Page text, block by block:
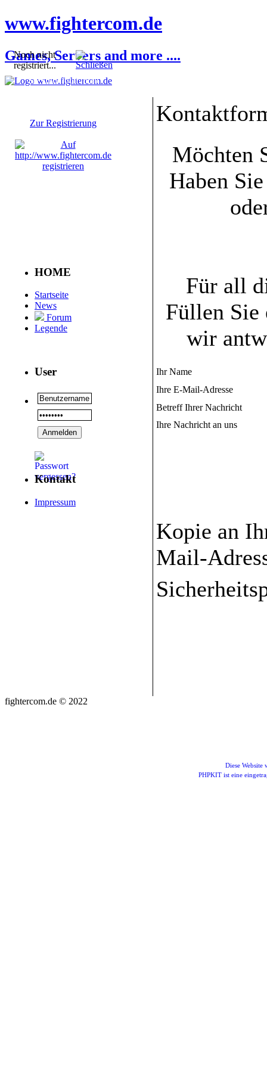
www.fightercom.de
Games, Servers and more ....
HOME
Startseite
News
Forum
Legende
User
Kontakt
Impressum
Möchten
Haben
Für all
Füllen Sie
wir
Ihr Name
Ihre E-Mail-Adresse
Betreff Ihrer Nachricht
Ihre Nachricht an uns
Kopie an
Mail-
fightercom.de © 2022
Noch nicht
registriert...
Sie sind noch nicht
Zur Registrierung
Diese Website
PHPKIT ist eine